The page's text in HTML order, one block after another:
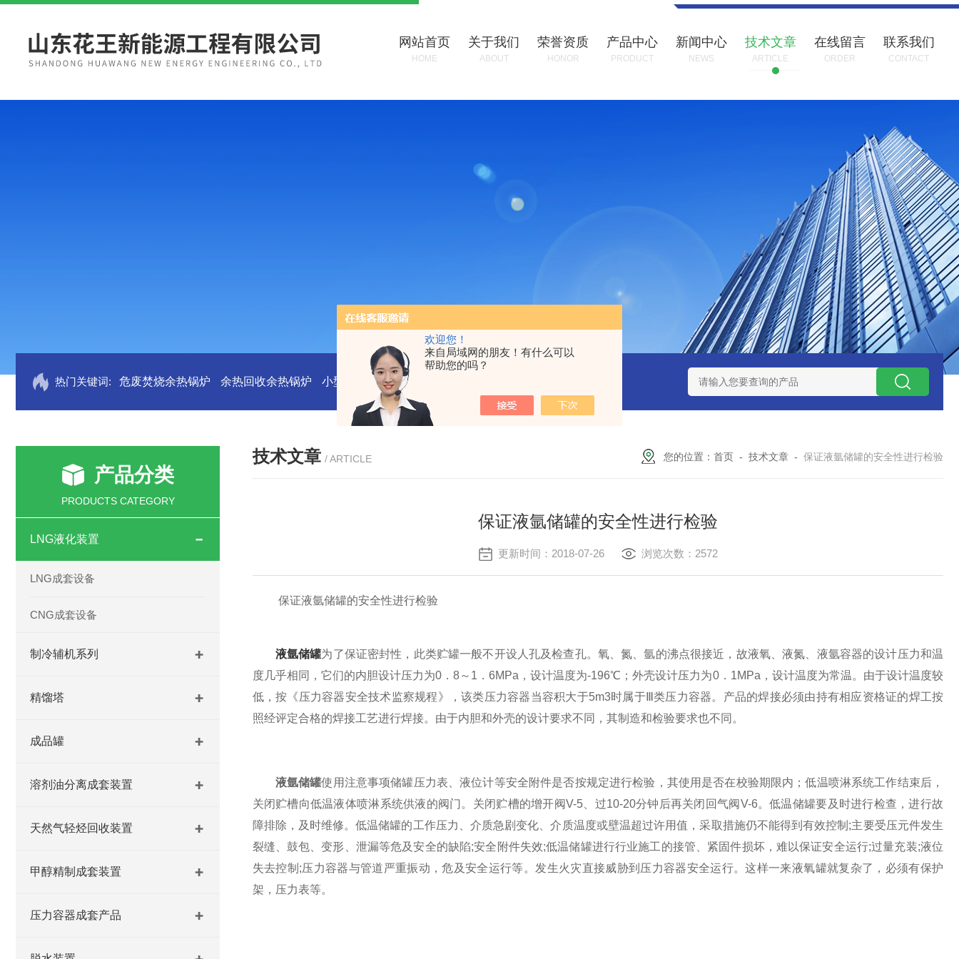
欢迎您！
来自局域网的朋友！有什么可以
帮助您的吗？
网站首页
HOME
关于我们
ABOUT
荣誉资质
HONOR
产品中心
PRODUCT
新闻中心
NEWS
技术文章
ARTICLE
在线留言
ORDER
联系我们
CONTACT
热门关键词: 危废焚烧余热锅炉 余热回收余热锅炉 小型沼气全液化装置 2万吨二氧化碳捕集液化装置 3万吨-100万吨撬装式煤层气脱酸气设备
产品分类
PRODUCTS CATEGORY
LNG液化装置
LNG成套设备
CNG成套设备
制冷辅机系列
精馏塔
成品罐
溶剂油分离成套装置
天然气轻烃回收装置
甲醇精制成套装置
压力容器成套产品
技术文章 / ARTICLE 您的位置： 首页 - 技术文章 - 保证液氩储罐的安全性进行检验
保证液氩储罐的安全性进行检验
更新时间：2018-07-26 浏览次数：2572
保证液氩储罐的安全性进行检验
液氩储罐为了保证密封性，此类贮罐一般不开设人孔及检查孔。氧、氮、氩的沸点很接近，故液氧、液氮、液氩容器的设计压力和温
度几乎相同，它们的内胆设计压力为0．8～1．6MPa，设计温度为-196℃；外壳设计压力为0．1MPa，设计温度为常温。由于设计温度较
低，按《压力容器安全技术监察规程》，该类压力容器当容积大于5m3时属于Ⅲ类压力容器。产品的焊接必须由持有相应资格证的焊工按
照经评定合格的焊接工艺进行焊接。由于内胆和外壳的设计要求不同，其制造和检验要求也不同。
液氩储罐使用注意事项储罐压力表、液位计等安全附件是否按规定进行检验，其使用是否在校验期限内；低温喷淋系统工作结束后，
关闭贮槽向低温液体喷淋系统供液的阀门。关闭贮槽的增开阀V-5、过10-20分钟后再关闭回气阀V-6。低温储罐要及时进行检查，进行故
障排除，及时维修。低温储罐的工作压力、介质急剧变化、介质温度或壁温超过许用值，采取措施仍不能得到有效控制;主要受压元件发生
裂缝、鼓包、变形、泄漏等危及安全的缺陷;安全附件失效;低温储罐进行行业施工的接管、紧固件损坏，难以保证安全运行;过量充装;液位
失去控制;压力容器与管道严重振动，危及安全运行等。发生火灾直接威胁到压力容器安全运行。这样一来液氧罐就复杂了，必须有保护
架，压力表等。